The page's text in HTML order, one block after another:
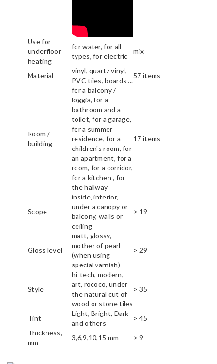
Use for
underfloor
heating
for water, for all
types, for electric
mix
Material
vinyl, quartz vinyl,
PVC tiles, boards ...
57 items
Room /
building
for a balcony /
loggia, for a
bathroom and a
toilet, for a garage,
for a summer
residence, for a
children's room, for
an apartment, for a
room, for a corridor,
for a kitchen , for
the hallway
17 items
Scope
inside, interior,
under a canopy or
balcony, walls or
ceiling
> 19
Gloss level
matt, glossy,
mother of pearl
(when using
special varnish)
> 29
Style
hi-tech, modern,
art, rococo, under
the natural cut of
wood or stone tiles
> 35
Tint
Light, Bright, Dark
and others
> 45
Thickness,
mm
3,6,9,10,15 mm > 9